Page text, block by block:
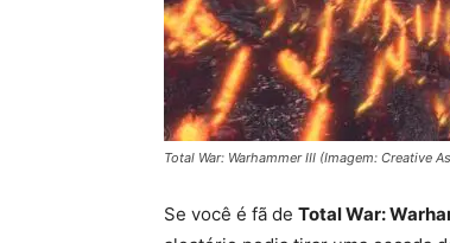
Total War: Warhammer III (Imagem: Creative
Se você é fã de Total War: